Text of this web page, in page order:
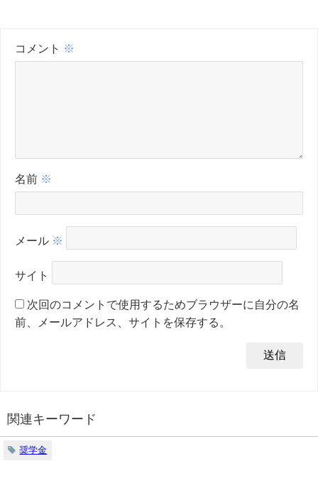
コメント ※
名前 ※
メール ※
サイト
次回のコメントで使用するためブラウザーに自分の名
前、メールアドレス、サイトを保存する。
関連キーワード
奨学金